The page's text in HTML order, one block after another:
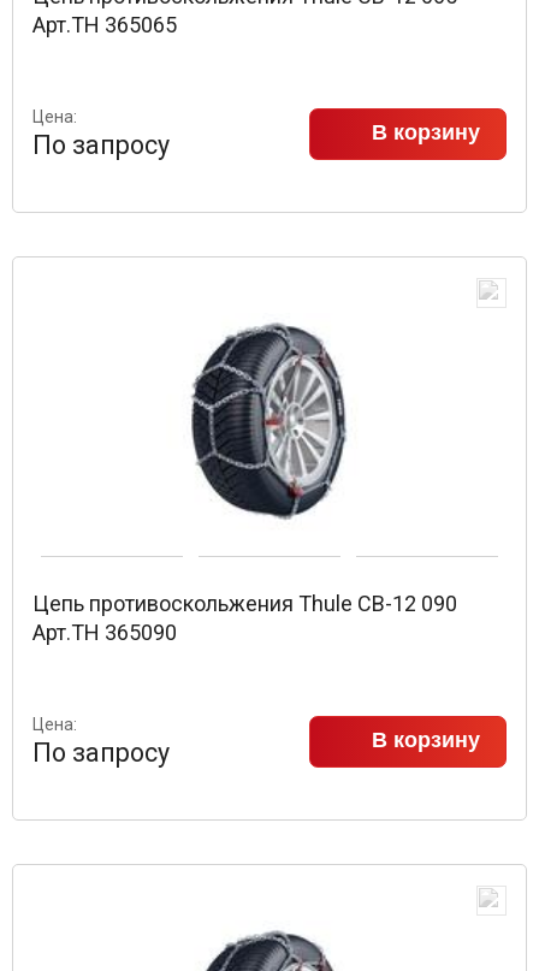
Арт.TH 365065
Цена:
По запросу В корзину
Цепь противоскольжения Thule CB-12 090
Арт.TH 365090
Цена:
По запросу В корзину